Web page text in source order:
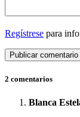
Regístrese para
2 comentarios
Blanca